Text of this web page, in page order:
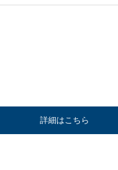
詳細はこちら